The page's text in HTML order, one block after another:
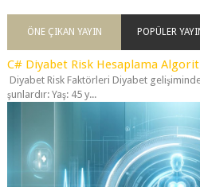
C# Diyabet Risk Hesaplama
şunlardır: Yaş: 45 y...